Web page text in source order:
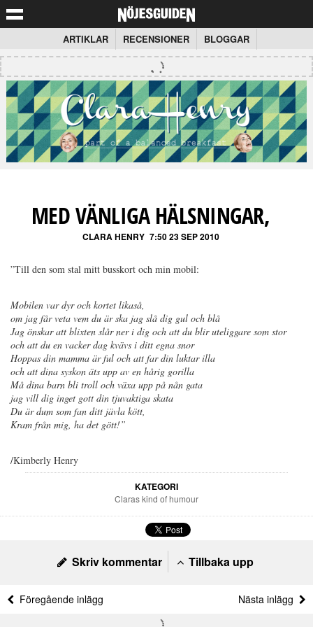
ARTIKLAR RECENSIONER BLOGGAR
MED VÄNLIGA HÄLSNINGAR,
CLARA HENRY 7:50 23 SEP 2010
”Till den som stal mitt busskort och min mobil:
Mobilen var dyr och kortet likaså,
om jag får veta vem du är ska jag slå dig gul och blå
Jag önskar att blixten slår ner i dig och att du blir uteliggare som stor
och att du en vacker dag kvävs i ditt egna snor
Hoppas din mamma är ful och att far din luktar illa
och att dina syskon äts upp av en hårig gorilla
Må dina barn bli troll och växa upp på nån gata
jag vill dig inget gott din tjuvaktiga skata
Du är dum som fan ditt jävla kött,
Kram från mig, ha det gött!”
/Kimberly Henry
KATEGORI
Claras kind of humour
Skriv kommentar Tillbaka upp
Föregående inlägg Nästa inlägg